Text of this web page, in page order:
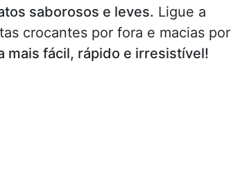
saborosos e leves. Ligue a
crocantes por fora e macias por
mais fácil, rápido e irresistível!